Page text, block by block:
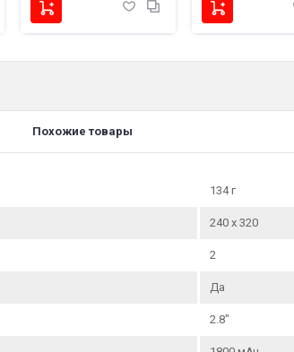
Похожие товары
134 г
240 x 320
2
Да
2.8"